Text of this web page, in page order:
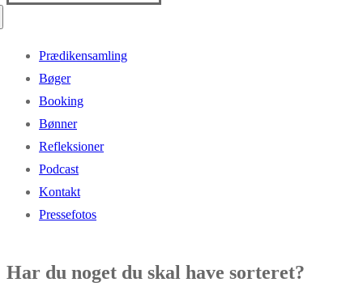
Prædikensamling
Bøger
Booking
Bønner
Refleksioner
Podcast
Kontakt
Pressefotos
Har du noget du skal have sorteret?